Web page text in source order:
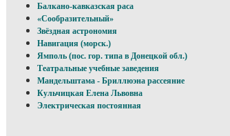
Балкано-кавказская раса
«Сообразительный»
Звёздная астрономия
Навигация (морск.)
Ямполь (пос. гор. типа в Донецкой обл.)
Театральные учебные заведения
Мандельштама - Бриллюэна рассеяние
Кульчицкая Елена Львовна
Электрическая постоянная